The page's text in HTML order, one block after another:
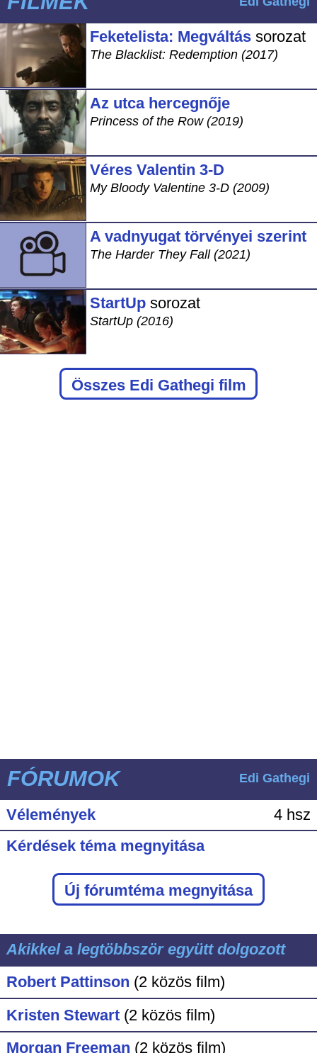
Feketelista: Megváltás sorozat
The Blacklist: Redemption (2017)
Az utca hercegnője
Princess of the Row (2019)
Véres Valentin 3-D
My Bloody Valentine 3-D (2009)
A vadnyugat törvényei szerint
The Harder They Fall (2021)
StartUp sorozat
StartUp (2016)
Összes Edi Gathegi film
FÓRUMOK Edi Gathegi
Vélemények
4 hsz
Kérdések téma megnyitása
Új fórumtéma megnyitása
Akikkel a legtöbbször együtt dolgozott
Robert Pattinson (2 közös film)
Kristen Stewart (2 közös film)
Morgan Freeman (2 közös film)